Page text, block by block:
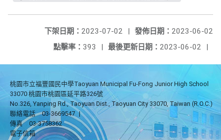
發佈日期： 2023-06-02
下架日期： 2023-07-02
|
最後更新日期： 2023-06-02 |
點擊率： 393 |
桃園市立福豐國民中學Taoyuan Municipal Fu-Fong Junior High School
33070 桃園市桃園區延平路326號
No.326, Yanping Rd., Taoyuan Dist., Taoyuan City 33070, Taiwan (R.O.C.)
聯絡電話
03-3669547 |
傳真
03-3758362
電子信箱